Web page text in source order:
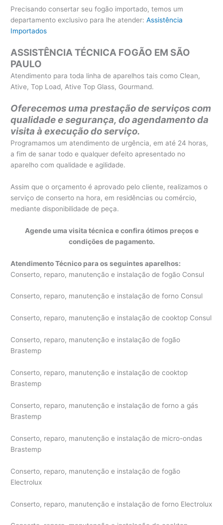
Precisando consertar seu fogão importado, temos um
departamento exclusivo para lhe atender:Assistência
Importados
ASSISTÊNCIA TÉCNICA FOGÃO EM SÃO
PAULO
Atendimento para toda linha de aparelhos tais como Clean,
Ative, Top Load, Ative Top Glass, Gourmand.
Oferecemos uma prestação de serviços com
qualidade e segurança, do agendamento da
visita à execução do serviço.
Programamos um atendimento de urgência, em até 24 horas,
a fim de sanar todo e qualquer defeito apresentado no
aparelho com qualidade e agilidade.
Assim que o orçamento é aprovado pelo cliente, realizamos o
serviço de conserto na hora, em residências ou comércio,
mediante disponibilidade de peça.
Agende uma visita técnica e confira ótimos preços e
condições de pagamento.
Atendimento Técnico para os seguintes aparelhos:
Conserto, reparo, manutenção e instalação de fogão Consul
Conserto, reparo, manutenção e instalação de forno Consul
Conserto, reparo, manutenção e instalação de cooktop Consul
Conserto, reparo, manutenção e instalação de fogão
Brastemp
Conserto, reparo, manutenção e instalação de cooktop
Brastemp
Conserto, reparo, manutenção e instalação de forno a gás
Brastemp
Conserto, reparo, manutenção e instalação de micro-ondas
Brastemp
Conserto, reparo, manutenção e instalação de fogão
Electrolux
Conserto, reparo, manutenção e instalação de forno Electrolux